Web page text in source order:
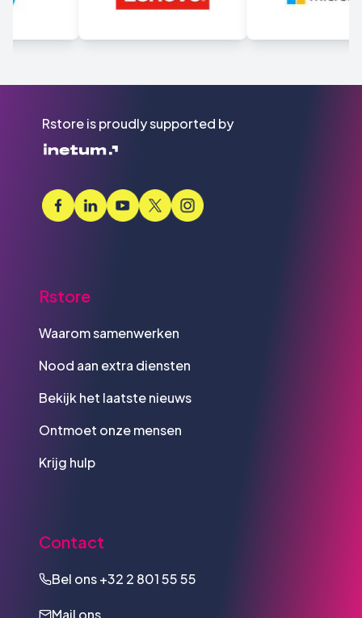
Rstore is proudly supported by
Rstore
Waarom samenwerken
Nood aan extra diensten
Bekijk het laatste nieuws
Ontmoet onze mensen
Krijg hulp
Contact
Bel ons+32 2 801 55 55
Mail ons